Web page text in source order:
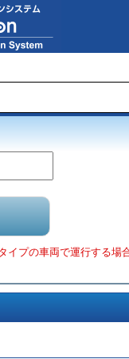
プの車両で運行する場